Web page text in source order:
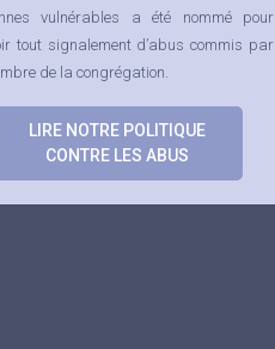
vulnérables a été nommé pour
tout signalement d’abus commis par
de la congrégation.
LIRE NOTRE POLITIQUE
CONTRE LES ABUS